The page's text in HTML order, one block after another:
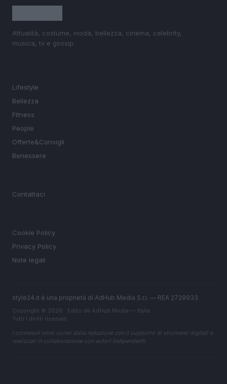
Attualità, costume, moda, bellezza, cinema, celebrity,
musica, tv e gossip.
Lifestyle
Bellezza
Fitness
People
Offerte&Consigli
Benessere
Contattaci
Cookie Policy
Privacy Policy
Note legali
style24.it è una proprietà di AdHub Media S.r.l. — REA 2729933
Copyright © 2026 · Edito da AdHub Media — Italia
Tutti i diritti riservati
I contenuti sono curati dalla redazione con il supporto di strumenti digitali e
realizzati in collaborazione con autori indipendenti.